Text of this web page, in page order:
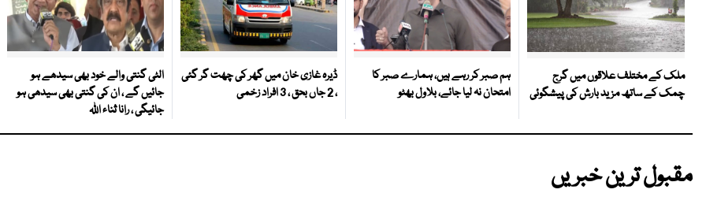
ملک کے مختلف علاقوں میں گرج
چمک کے ساتھ مزید بارش کی پیشگوئی
ہم صبر کر رہے ہیں، ہمارے صبر کا
امتحان نہ لیا جائے، بلاول بھٹو
ڈیرہ غازی خان میں گھر کی چھت گر گئی
، 2 جاں بحق ، 3 افراد زخمی
الٹی گنتی والے خود بھی سیدھے ہو
جائیں گے ، ان کی گنتی بھی سیدھی ہو
جائیگی ، رانا ثناء اللہ
مقبول ترین خبریں